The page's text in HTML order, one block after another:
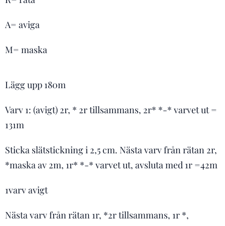
A= aviga
M= maska
Lägg upp 180m
Varv 1: (avigt) 2r, * 2r tillsammans, 2r* *-* varvet ut =
131m
Sticka slätstickning i 2,5 cm. Nästa varv från rätan 2r,
*maska av 2m, 1r* *-* varvet ut, avsluta med 1r =42m
1varv avigt
Nästa varv från rätan 1r, *2r tillsammans, 1r *,